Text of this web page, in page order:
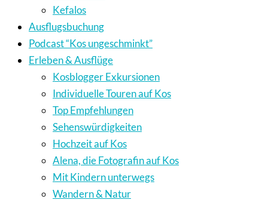
Kefalos
Ausflugsbuchung
Podcast “Kos ungeschminkt”
Erleben & Ausflüge
Kosblogger Exkursionen
Individuelle Touren auf Kos
Top Empfehlungen
Sehenswürdigkeiten
Hochzeit auf Kos
Alena, die Fotografin auf Kos
Mit Kindern unterwegs
Wandern & Natur